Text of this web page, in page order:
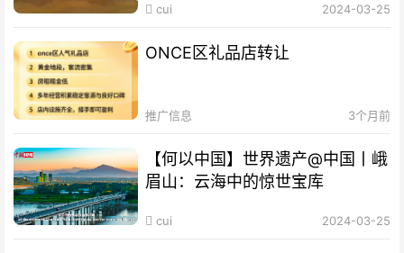
cui 2024-03-25
ONCE区礼品店转让
推广信息 3个月前
【何以中国】世界遗产@中国丨峨
眉山：云海中的惊世宝库
cui 2024-03-25